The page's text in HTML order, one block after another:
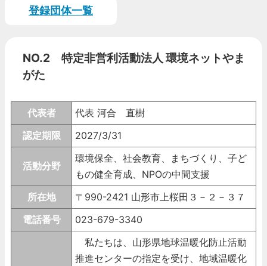
登録団体一覧
NO.2 特定非営利活動法人 環境ネットやま
がた
代表者
代表 河合 直樹
認定期限
2027/3/31
活動分野
環境保全、社会教育、まちづくり、子ど
もの健全育成、NPOの中間支援
所在地
〒990-2421 山形市上桜田３－２－３７
電話番号
023-679-3340
私たちは、山形県地球温暖化防止活動
推進センターの指定を受け、地域温暖化